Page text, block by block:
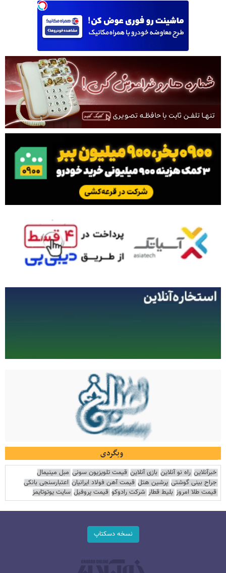
وبگردی
خبرآنلاین راه نو آنلاین بازی آنلاین قیمت تلویزیون سونی مبل مینیمال
جراح بینی گوشتی پرشین هتل قیمت آهن فولاد ایرانیان اعتبارسنجی بانکی
قیمت طلا امروز بلیط قطار شرکت رادوکو قیمت پروفیل سایت یوتوتایمز
نسخه دسکتاپ